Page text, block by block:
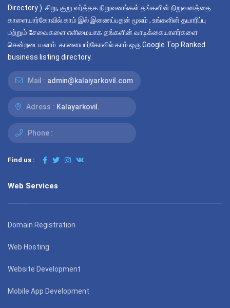
Directory ). சிறு, குறு வர்த்தக நிறுவனங்கள் தங்களின் நிறுவனத்தை
காளையார்கோவில்.காம் இல் இணைப்பதன் மூலம் , உங்களின் தயாரிப்பு
மற்றும் சேவைகளை எளிமையாக தங்களின் வாடிக்கையாளர்களை
சென்றடையலாம். காளையார்கோவில்.காம் ஒரு Google Top Ranked
business listing directory.
Mail : admin@kalaiyarkovil.com
Adress : Kalayarkovil.
Phone :
Find us :
Web Services
Domain Registration
Web Hosting
Website Development
Mobile App Development